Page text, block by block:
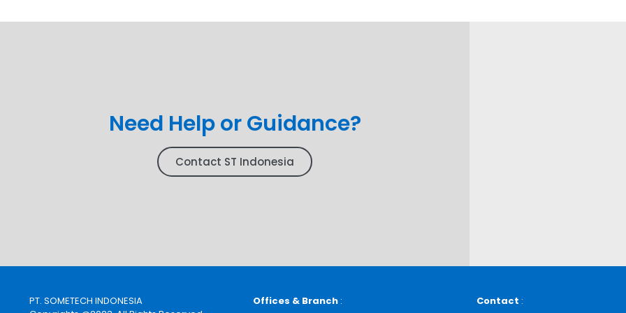
Need Help or Guidance?
Contact ST Indonesia
PT. SOMETECH INDONESIA
Offices & Branch : Contact :